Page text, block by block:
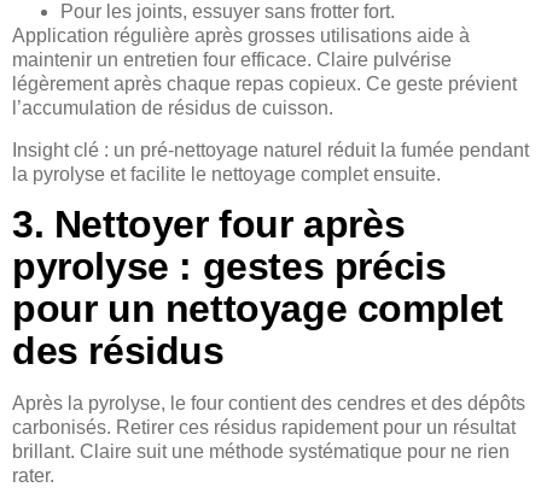
Pour les joints, essuyer sans frotter fort.
Application régulière après grosses utilisations aide à
maintenir un entretien four efficace. Claire pulvérise
légèrement après chaque repas copieux. Ce geste prévient
l’accumulation de résidus de cuisson.
Insight clé : un pré-nettoyage naturel réduit la fumée pendant
la pyrolyse et facilite le nettoyage complet ensuite.
3. Nettoyer four après
pyrolyse : gestes précis
pour un nettoyage complet
des résidus
Après la pyrolyse, le four contient des cendres et des dépôts
carbonisés. Retirer ces résidus rapidement pour un résultat
brillant. Claire suit une méthode systématique pour ne rien
rater.